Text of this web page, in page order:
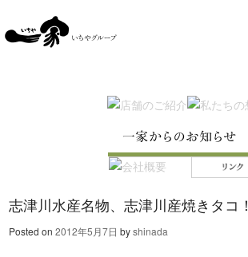
Menu
SKIP TO CONTENT
志津川水産名物、志津川産焼きタコ！
Posted on2012年5月7日 byshinada